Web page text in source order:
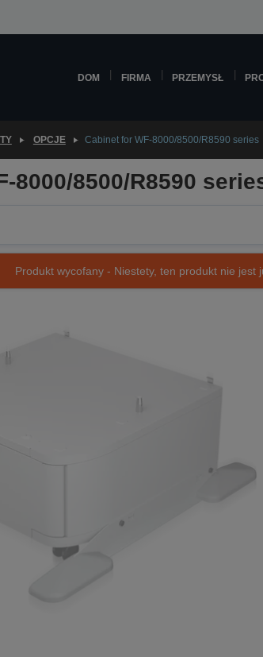
DOM FIRMA PRZEMYSŁ
OPCJE Cabinet for WF-8000/8500/R8590 series
8000/8500/R8590
Produkt wycofany - Niestety, ten produkt nie jest